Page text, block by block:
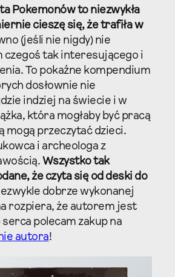
Pokemonów to niezwykła
cieszę się, że trafiła w
(jeśli nie nigdy) nie
czegoś tak interesującego i
To pokaźne kompendium
dosłownie nie
indziej na świecie i w
która mogłaby być pracą
mogą przeczytać dzieci.
i archeologa z
Wszystko tak
że czyta się od deski do
dobrze wykonanej
rozpiera, że autorem jest
serca polecam zakup na
autora!